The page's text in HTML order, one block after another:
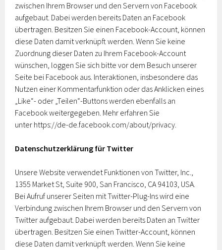
zwischen Ihrem Browser und den Servern von Facebook
aufgebaut. Dabei werden bereits Daten an Facebook
übertragen. Besitzen Sie einen Facebook-Account, können
diese Daten damit verknüpft werden. Wenn Sie keine
Zuordnung dieser Daten zu Ihrem Facebook-Account
wünschen, loggen Sie sich bitte vor dem Besuch unserer
Seite bei Facebook aus. Interaktionen, insbesondere das
Nutzen einer Kommentarfunktion oder das Anklicken eines
„Like“- oder „Teilen“-Buttons werden ebenfalls an
Facebook weitergegeben. Mehr erfahren Sie
unter https://de-de.facebook.com/about/privacy.
Datenschutzerklärung für Twitter
Unsere Website verwendet Funktionen von Twitter, Inc.,
1355 Market St, Suite 900, San Francisco, CA 94103, USA.
Bei Aufruf unserer Seiten mit Twitter-Plug-Ins wird eine
Verbindung zwischen Ihrem Browser und den Servern von
Twitter aufgebaut. Dabei werden bereits Daten an Twitter
übertragen. Besitzen Sie einen Twitter-Account, können
diese Daten damit verknüpft werden. Wenn Sie keine